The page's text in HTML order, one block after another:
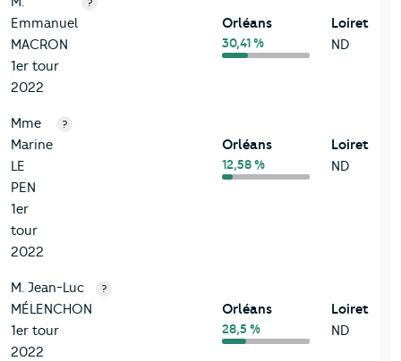
Emmanuel
MACRON
1er tour
2022
Orléans
30,41 %
Loiret
ND
Mme
Marine
LE
PEN
1er
tour
2022
?
Orléans
12,58 %
Loiret
ND
M. Jean-Luc
MÉLENCHON
1er tour
2022
?
Orléans
28,5 %
Loiret
ND